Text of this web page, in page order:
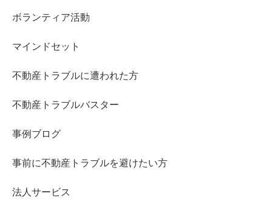
ボランティア活動
マインドセット
不動産トラブルに遭われた方
不動産トラブルバスター
事例ブログ
事前に不動産トラブルを避けたい方
法人サービス